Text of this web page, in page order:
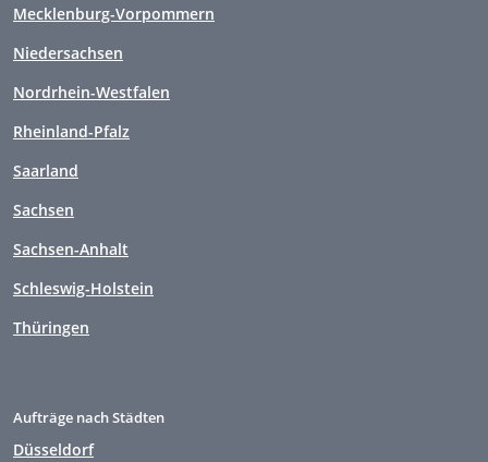
Mecklenburg-Vorpommern
Niedersachsen
Nordrhein-Westfalen
Rheinland-Pfalz
Saarland
Sachsen
Sachsen-Anhalt
Schleswig-Holstein
Thüringen
Aufträge nach Städten
Düsseldorf